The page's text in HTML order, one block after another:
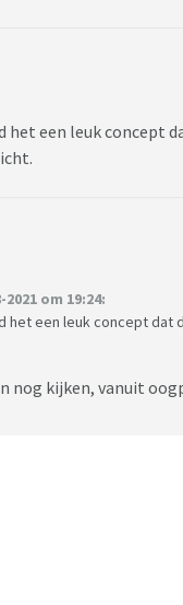
een leuk concept
om 19:24:
het een leuk concept
nog kijken, vanuit